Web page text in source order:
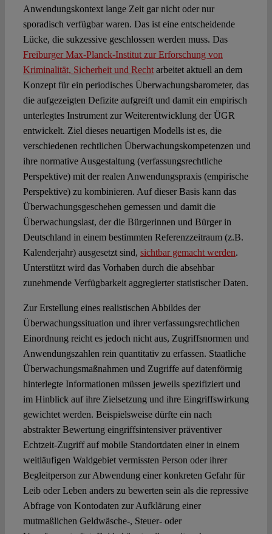
Anwendungskontext lange Zeit gar nicht oder nur
sporadisch verfügbar waren. Das ist eine entscheidende
Lücke, die sukzessive geschlossen werden muss. Das
Freiburger Max-Planck-Institut zur Erforschung von
Kriminalität, Sicherheit und Rechtarbeitet aktuell an dem
Konzept für ein periodisches Überwachungsbarometer, das
die aufgezeigten Defizite aufgreift und damit ein empirisch
unterlegtes Instrument zur Weiterentwicklung der ÜGR
entwickelt. Ziel dieses neuartigen Modells ist es, die
verschiedenen rechtlichen Überwachungskompetenzen und
ihre normative Ausgestaltung (verfassungsrechtliche
Perspektive) mit der realen Anwendungspraxis (empirische
Perspektive) zu kombinieren. Auf dieser Basis kann das
Überwachungsgeschehen gemessen und damit die
Überwachungslast, der die Bürgerinnen und Bürger in
Deutschland in einem bestimmten Referenzzeitraum (z.B.
Kalenderjahr) ausgesetzt sind, sichtbar gemacht werden.
Unterstützt wird das Vorhaben durch die absehbar
zunehmende Verfügbarkeit aggregierter statistischer Daten.
Zur Erstellung eines realistischen Abbildes der
Überwachungssituation und ihrer verfassungsrechtlichen
Einordnung reicht es jedoch nicht aus, Zugriffsnormen und
Anwendungszahlen rein quantitativ zu erfassen. Staatliche
Überwachungsmaßnahmen und Zugriffe auf datenförmig
hinterlegte Informationen müssen jeweils spezifiziert und
im Hinblick auf ihre Zielsetzung und ihre Eingriffswirkung
gewichtet werden. Beispielsweise dürfte ein nach
abstrakter Bewertung eingriffsintensiver präventiver
Echtzeit-Zugriff auf mobile Standortdaten einer in einem
weitläufigen Waldgebiet vermissten Person oder ihrer
Begleitperson zur Abwendung einer konkreten Gefahr für
Leib oder Leben anders zu bewerten sein als die repressive
Abfrage von Kontodaten zur Aufklärung einer
mutmaßlichen Geldwäsche-, Steuer- oder